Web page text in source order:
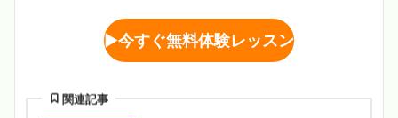
▶︎今すぐ無料体験レッスン
関連記事